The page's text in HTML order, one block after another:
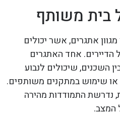
בית משותף
אתגרים, אשר יכולים
אחד האתגרים
השכנים, שיכולים לנבוע
או שימוש במתקנים משותפים.
התמודדות מהירה
המצב.